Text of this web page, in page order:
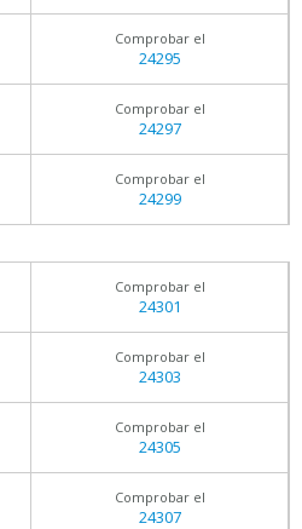
Comprobar el
24295
Comprobar el
24297
Comprobar el
24299
Comprobar el
24301
Comprobar el
24303
Comprobar el
24305
Comprobar el
24307